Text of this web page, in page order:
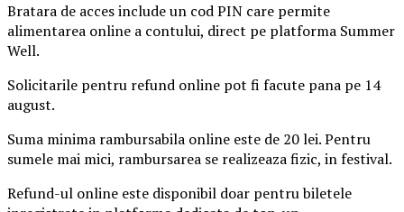
Bratara de acces include un cod PIN care permite
alimentarea online a contului, direct pe platforma Summer
Well.
Solicitarile pentru refund online pot fi facute pana pe 14
august.
Suma minima rambursabila online este de 20 lei. Pentru
sumele mai mici, rambursarea se realizeaza fizic, in festival.
Refund-ul online este disponibil doar pentru biletele